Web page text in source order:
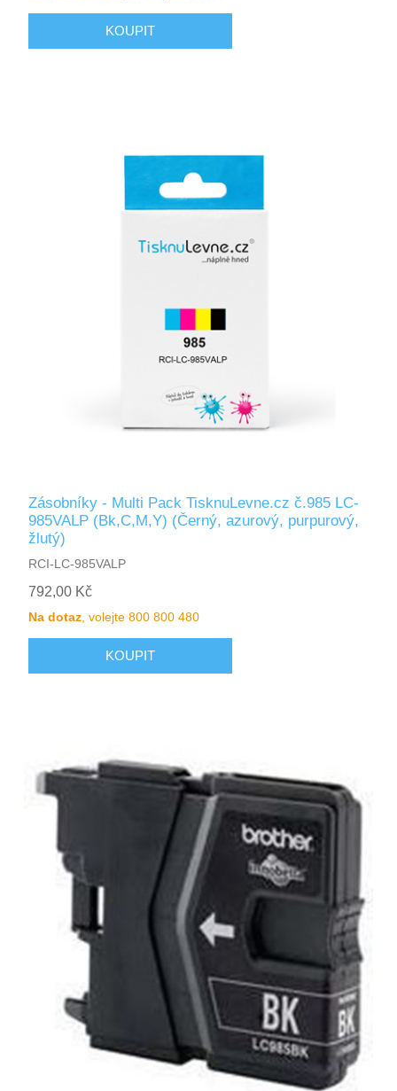
Zásobníky - Multi Pack TisknuLevne.cz č.985 LC-
985VALP (Bk,C,M,Y) (Černý, azurový, purpurový,
žlutý)
RCI-LC-985VALP
792,00 Kč
Na dotaz , volejte 800 800 480